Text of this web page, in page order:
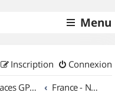
Menu
Connexion
Inscription
Traces GPS de randos VTT France - Nord Ouest